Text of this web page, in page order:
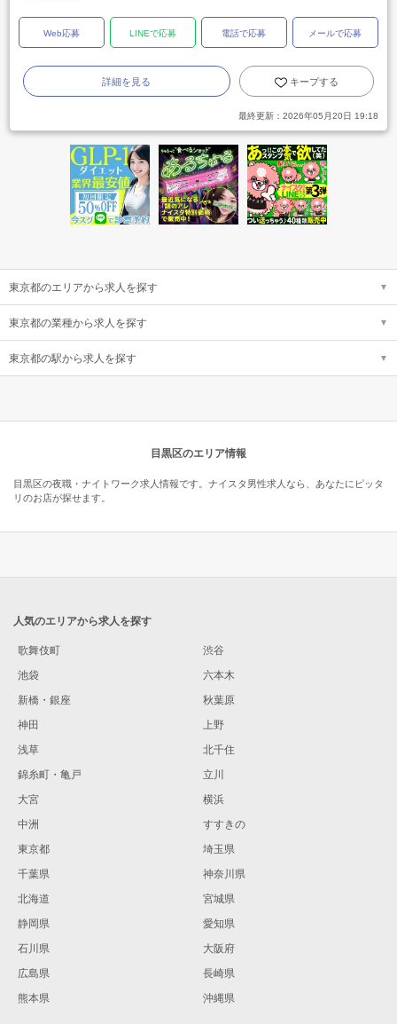
Web応募 LINEで応募 電話で応募 メールで応募
詳細を見る キープする
最終更新： 2026年05月20日 19:18
東京都のエリアから求人を探す
東京都の業種から求人を探す
東京都の駅から求人を探す
目黒区のエリア情報
目黒区の夜職・ナイトワーク求人情報です。ナイスタ男性求人なら、あなたにピッタ
リのお店が探せます。
人気のエリアから求人を探す
歌舞伎町
渋谷
池袋
六本木
新橋・銀座
秋葉原
神田
上野
浅草
北千住
錦糸町・亀戸
立川
大宮
横浜
中洲
すすきの
東京都
埼玉県
千葉県
神奈川県
北海道
宮城県
静岡県
愛知県
石川県
大阪府
広島県
長崎県
熊本県
沖縄県